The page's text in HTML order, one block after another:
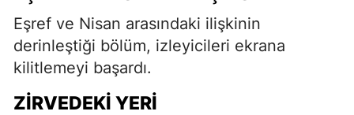
Eşref ve Nisan arasındaki ilişkinin
derinleştiği bölüm, izleyicileri ekrana
kilitlemeyi başardı.
ZIRVEDEKI YERI